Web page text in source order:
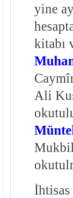
yine
kitabı
Ali